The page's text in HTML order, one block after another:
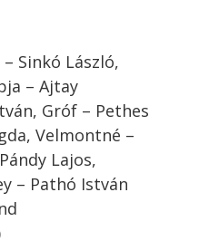
Sinkó László,
– Ajtay
Gróf – Pethes
Velmontné –
Lajos,
– Pathó István